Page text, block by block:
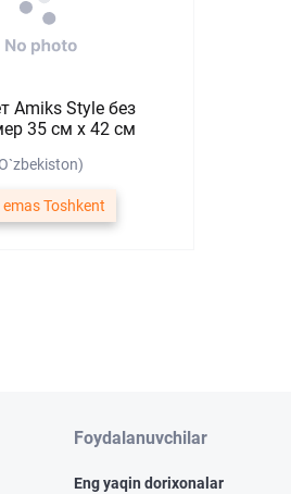
Amiks Style без
35 см х 42 см
Toshkent
Foydalanuvchilar
Eng yaqin dorixonalar